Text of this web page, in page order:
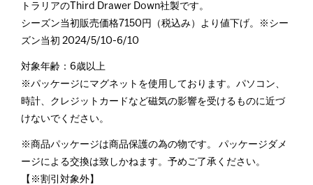
トラリアのThird Drawer Down社製です。
シーズン当初販売価格7150円（税込み）より値下げ。※シー
ズン当初 2024/5/10-6/10
対象年齢：6歳以上
※パッケージにマグネットを使用しております。パソコン、
時計、クレジットカードなど磁気の影響を受けるものに近づ
けないでください。
※商品パッケージは商品保護の為の物です。 パッケージダメ
ージによる交換は致しかねます。予めご了承ください。
【※割引対象外】